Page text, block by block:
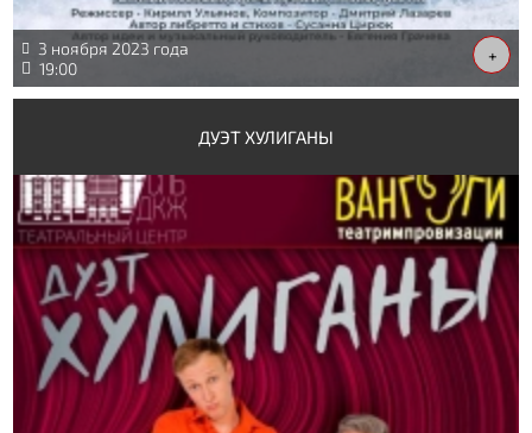
3 ноября 2023 года
19:00
+
ДУЭТ ХУЛИГАНЫ